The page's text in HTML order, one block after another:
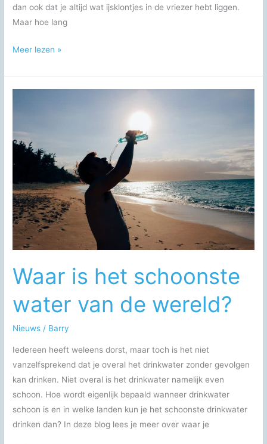
dan ook dat je altijd wat ijsklontjes in de vriezer hebt liggen.
Maar hoe lang
Hoelang
je
Meer lezen »
Waar is het schoonste
water van de wereld?
Nieuws / Barry
Iedereen heeft weleens dorst, maar toch is het niet
vanzelfsprekend dat je overal het drinkwater zonder gevolgen
kan drinken. Niet overal is het drinkwater namelijk even
schoon. Hoe wordt eigenlijk bepaald wanneer drinkwater
schoon is en in welke landen kun je het schoonste drinkwater
drinken dan? In deze blog lees je meer over waar je